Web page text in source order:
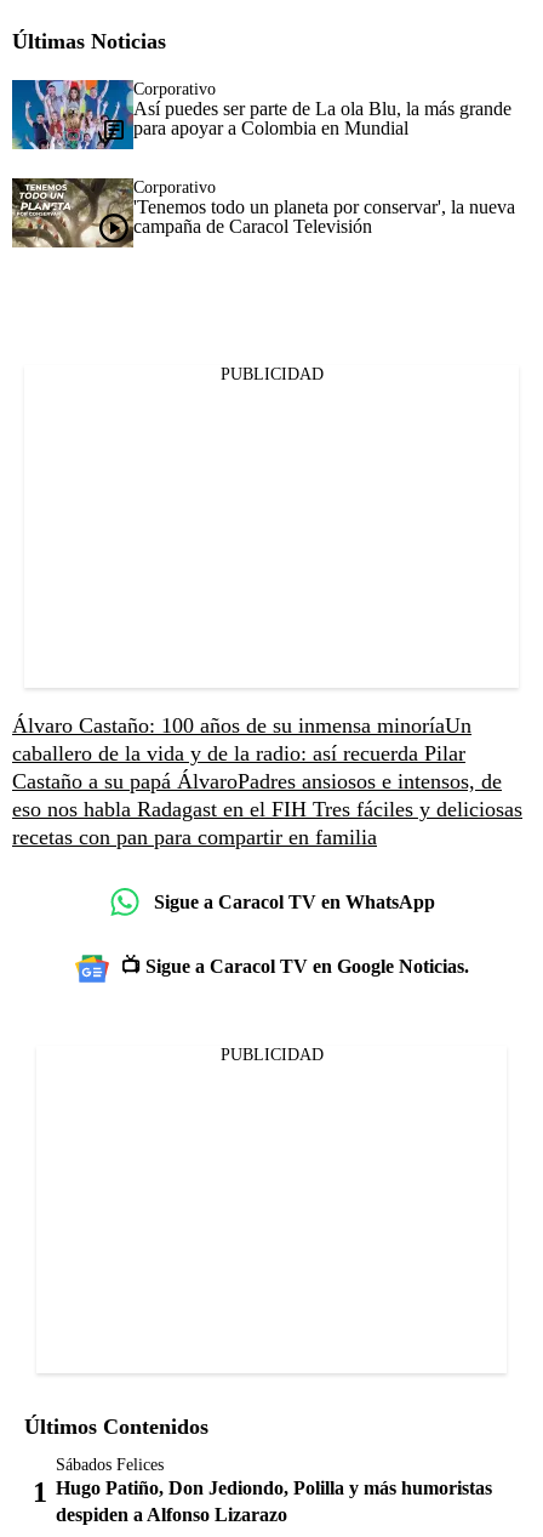
Últimas Noticias
Corporativo
Así puedes ser parte de La ola Blu, la más grande
para apoyar a Colombia en Mundial
Corporativo
'Tenemos todo un planeta por conservar', la nueva
campaña de Caracol Televisión
PUBLICIDAD
Álvaro Castaño: 100 años de su inmensa minoríaUn
caballero de la vida y de la radio: así recuerda Pilar
Castaño a su papá ÁlvaroPadres ansiosos e intensos, de
eso nos habla Radagast en el FIH Tres fáciles y deliciosas
recetas con pan para compartir en familia
Sigue a Caracol TV en WhatsApp
📺 Sigue a Caracol TV en Google Noticias.
PUBLICIDAD
Últimos Contenidos
Sábados Felices
Hugo Patiño, Don Jediondo, Polilla y más humoristas
despiden a Alfonso Lizarazo